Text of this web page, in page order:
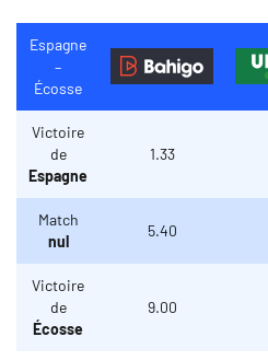
Espagne
–
Écosse
Victoire
de
Espagne
1.33
Match
nul
5.40
Victoire
de
Écosse
9.00